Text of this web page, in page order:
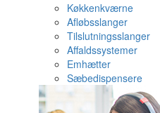
Køkkenkværne
Afløbsslanger
Tilslutningsslanger
Affaldssystemer
Emhætter
Sæbedispensere